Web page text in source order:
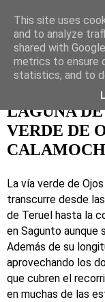
viajes
LAGUNA
VERDE DE
La vía verde de
transcurre desde
de Teruel hasta la
en Sagunto aunque
Además de su
aprovechando los
que cubren el
en muchas de las
This site uses
and to analyze
shared with
metrics to ensure
statistics, and to